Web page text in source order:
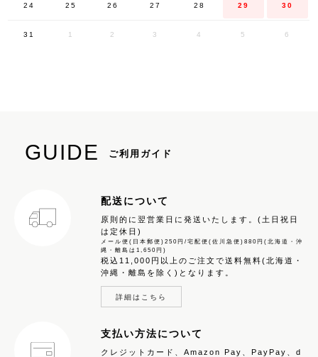
24 25 26 27 28 29 30
31 1 2 3 4 5 6
GUIDE ご利用ガイド
配送について
原則的に翌営業日に発送いたします。(土日祝日
は定休日)
メール便(日本郵便)250円/宅配便(佐川急便)880円(北海道・沖
縄・離島は1,650円)
税込11,000円以上のご注文で送料無料(北海道・
沖縄・離島を除く)となります。
詳細はこちら
支払い方法について
クレジットカード、Amazon Pay、PayPay、d